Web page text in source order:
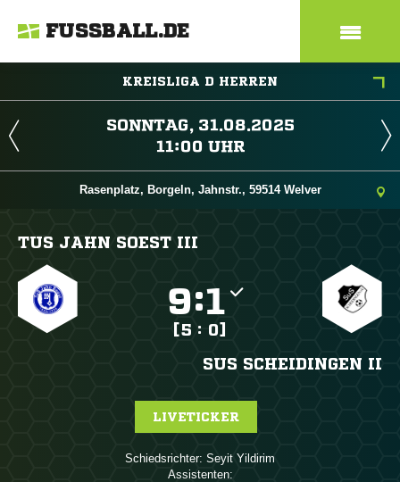
FUSSBALL.DE
KREISLIGA D HERREN
 
 
Rasenplatz, Borgeln, Jahnstr., 59514 Welver
TUS JAHN SOEST III
:
[5 : 0]
SUS SCHEIDINGEN II
LIVETICKER
Schiedsrichter:  
Assistenten: